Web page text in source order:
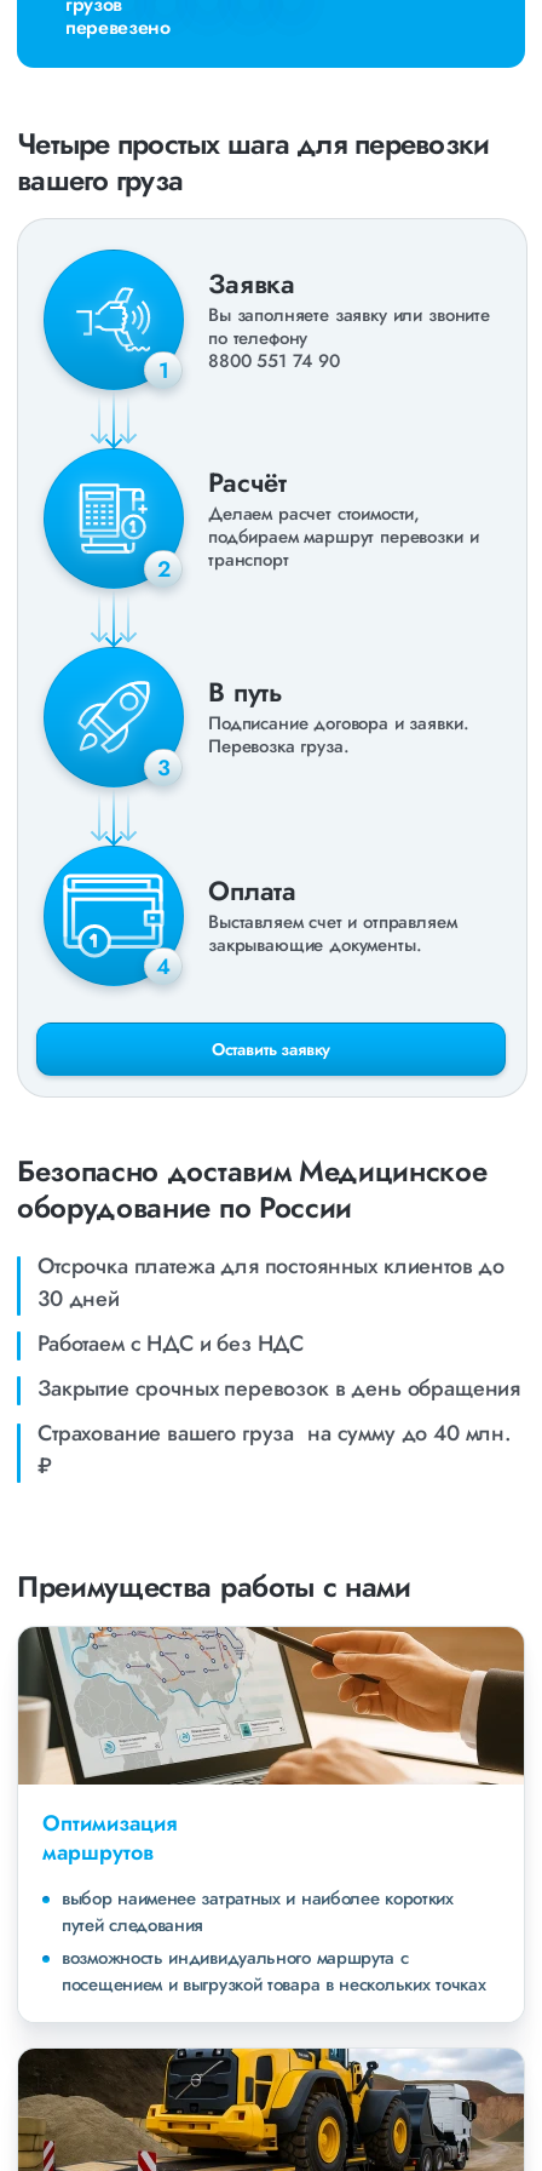
перевезено
Четыре простых шага для перевозки
вашего груза
1
Заявка
Вы заполняете заявку или звоните
по телефону
8800 551 74 90
2
Расчёт
Делаем расчет стоимости,
подбираем маршрут перевозки и
транспорт
3
В путь
Подписание договора и заявки.
Перевозка груза.
4
Оплата
Выставляем счет и отправляем
закрывающие документы.
Оставить заявку
Безопасно доставим Медицинское
оборудование по России
Отсрочка платежа для постоянных клиентов до
30 дней
Работаем с НДС и без НДС
Закрытие срочных перевозок в день обращения
Страхование вашего груза на сумму до 40 млн.
₽
Преимущества работы с нами
Оптимизация
маршрутов
выбор наименее затратных и наиболее коротких
путей следования
возможность индивидуального маршрута с
посещением и выгрузкой товара в нескольких точках